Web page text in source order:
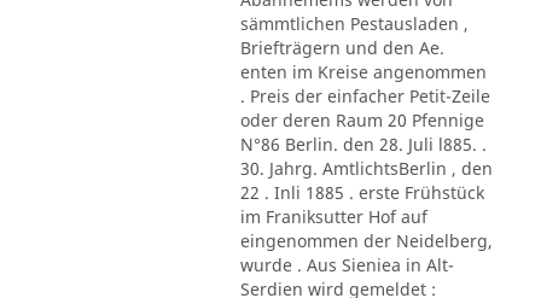
sämmtlichen Pestausladen ,
Briefträgern und den Ae.
enten im Kreise angenommen
. Preis der einfacher Petit-Zeile
oder deren Raum 20 Pfennige
N°86 Berlin. den 28. Juli l885. .
30. Jahrg. AmtlichtsBerlin , den
22 . Inli 1885 . erste Frühstück
im Franiksutter Hof auf
eingenommen der Neidelberg,
wurde . Aus Sieniea in Alt-
Serdien wird gemeldet :